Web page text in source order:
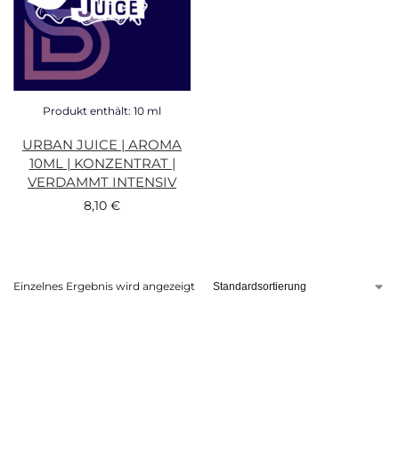
Produkt enthält: 10 ml
URBAN JUICE | AROMA
10ML | KONZENTRAT |
VERDAMMT INTENSIV
8,10 €
Einzelnes Ergebnis wird angezeigt